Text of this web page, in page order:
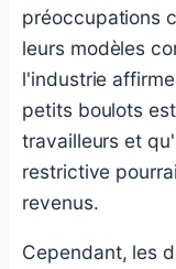
préoccupations
leurs modèles
l'industrie
petits boulots
travailleurs et
restrictive
revenus.
Cependant, les